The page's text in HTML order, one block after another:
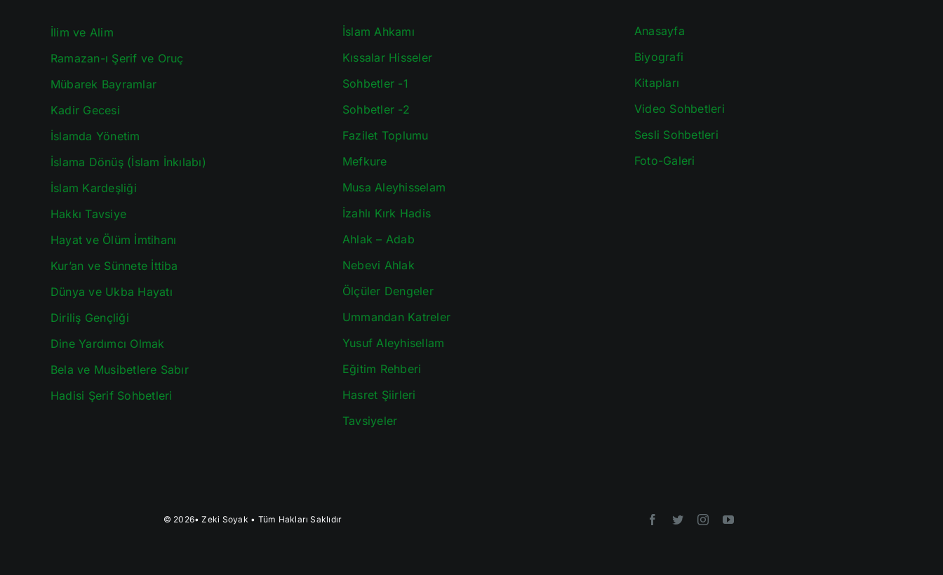
İlim ve Alim
Ramazan-ı Şerif ve Oruç
Mübarek Bayramlar
Kadir Gecesi
İslamda Yönetim
İslama Dönüş (İslam İnkılabı)
İslam Kardeşliği
Hakkı Tavsiye
Hayat ve Ölüm İmtihanı
Kur’an ve Sünnete İttiba
Dünya ve Ukba Hayatı
Diriliş Gençliği
Dine Yardımcı Olmak
Bela ve Musibetlere Sabır
Hadisi Şerif Sohbetleri
İslam Ahkamı
Kıssalar Hisseler
Sohbetler -1
Sohbetler -2
Fazilet Toplumu
Mefkure
Musa Aleyhisselam
İzahlı Kırk Hadis
Ahlak – Adab
Nebevi Ahlak
Ölçüler Dengeler
Ummandan Katreler
Yusuf Aleyhisellam
Eğitim Rehberi
Hasret Şiirleri
Tavsiyeler
Anasayfa
Biyografi
Kitapları
Video Sohbetleri
Sesli Sohbetleri
Foto-Galeri
© 2026•Zeki Soyak• Tüm Hakları Saklıdır